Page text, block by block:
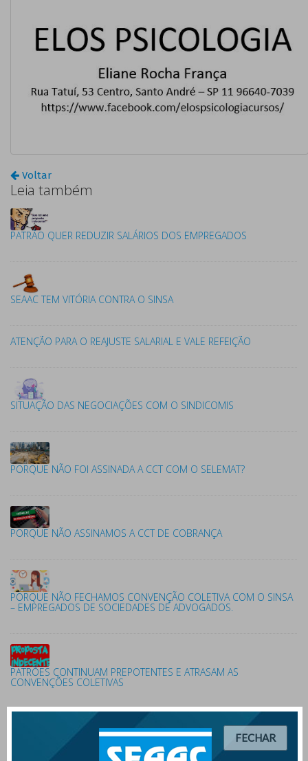
Voltar
Leia também
PATRÃO QUER REDUZIR SALÁRIOS DOS EMPREGADOS
SEAAC TEM VITÓRIA CONTRA O SINSA
ATENÇÃO PARA O REAJUSTE SALARIAL E VALE REFEIÇÃO
SITUAÇÃO DAS NEGOCIAÇÕES COM O SINDICOMIS
PORQUE NÃO FOI ASSINADA A CCT COM O SELEMAT?
PORQUE NÃO ASSINAMOS A CCT DE COBRANÇA
PORQUE NÃO FECHAMOS CONVENÇÃO COLETIVA COM O SINSA
– EMPREGADOS DE SOCIEDADES DE ADVOGADOS.
PATRÕES CONTINUAM PREPOTENTES E ATRASAM AS
CONVENÇÕES COLETIVAS
PROPOSTAS INDECENTES DOS PATRÕES IMPEDEM
FORMALIZAÇÃO DE CONVENÇÕES COLETIVAS
FECHAR